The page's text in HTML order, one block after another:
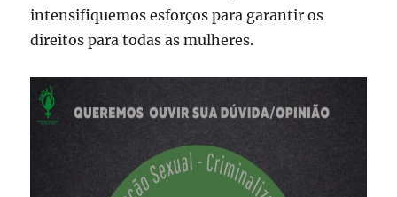
intensifiquemos esforços para garantir os
direitos para todas as mulheres.